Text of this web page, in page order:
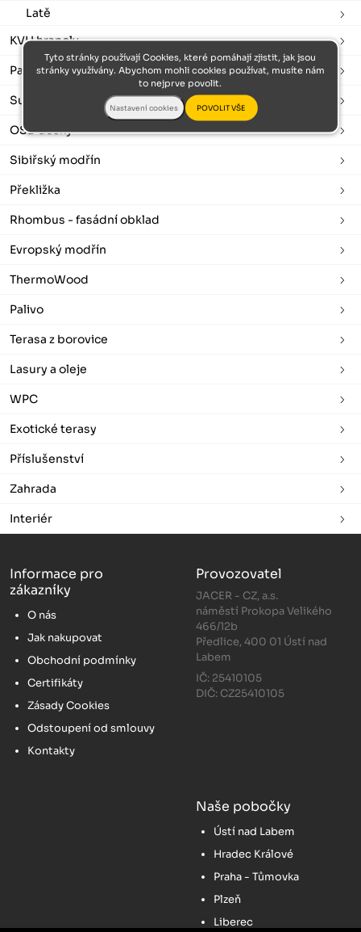
Latě
KVH hranoly
Palubky
Sušené a hoblované
OSB desky
Sibiřský modřín
Překližka
Rhombus - fasádní obklad
Evropský modřín
ThermoWood
Palivo
Terasa z borovice
Lasury a oleje
WPC
Exotické terasy
Příslušenství
Zahrada
Interiér
Informace pro
zákazníky
O nás
Jak nakupovat
Obchodní podmínky
Certifikáty
Zásady Cookies
Odstoupení od smlouvy
Kontakty
Provozovatel
JACER - CZ, a.s.
náměstí Prokopa Velikého
466/12b
Předlice, 400 01 Ústí nad
Labem
IČ: 25410105
DIČ: CZ25410105
Naše pobočky
Ústí nad Labem
Hradec Králové
Praha - Tůmovka
Plzeň
Liberec
Tyto stránky používají Cookies, které pomáhají zjistit, jak jsou
stránky využívány. Abychom mohli cookies používat, musíte nám
to nejprve povolit.